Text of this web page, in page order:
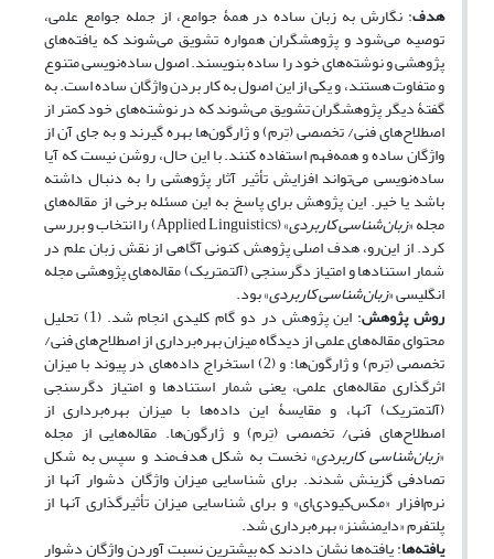
هدف: نگارش به زبان ساده در همۀ جوامع، از جمله جوامع علمی،
توصیه می‌شود و پژوهشگران همواره تشویق می‌شوند که یافته‌های
پژوهشی و نوشته‌های خود را ساده بنویسند. اصول ساده‌نویسی متنوع
و متفاوت هستند، و یکی از این اصول به کار بردن واژگان ساده است. به
گفتۀ دیگر پژوهشگران تشویق می‌شوند که در نوشته‌های خود کمتر از
اصطلاح‌های فنی/ تخصصی (تِرم) و ژارگون‌ها بهره گیرند و به جای آن از
واژگان ساده و همه‌فهم استفاده کنند. با این حال، روشن نیست که آیا
ساده‌نویسی می‌تواند افزایش تأثیر آثار پژوهشی را به دنبال داشته
باشد یا خیر. این پژوهش برای پاسخ به این مسئله برخی از مقاله‌های
مجله «زبان‌شناسی کاربردی » (Applied Linguistics) را انتخاب و بررسی
کرد. از این‌رو، هدف اصلی پژوهش کنونی آگاهی از نقش زبان علم در
شمار استنادها و امتیاز دگرسنجی (آلتمتریک) مقاله‌های پژوهشی مجله
انگلیسی «زبان‌شناسی کاربردی» بود.
روش پژوهش : این پژوهش در دو گام کلیدی انجام شد. (1) تحلیل
محتوای مقاله‌های علمی از دیدگاه میزان بهره‌برداری از اصطلاح‌های فنی/
تخصصی (تِرم) و ژارگون‌ها؛ و (2) استخراج داده‌های در پیوند با میزان
اثرگذاری مقاله‌های علمی، یعنی شمار استنادها و امتیاز دگرسنجی
(آلتمتریک) آنها، و مقایسۀ این داده‌ها با میزان بهره‌برداری از
اصطلاح‌های فنی/ تخصصی (تِرم) و ژارگون‌ها. مقاله‌هایی از مجله
«زبان‌شناسی کاربردی» نخست به شکل هدف‌مند و سپس به شکل
تصادفی گزینش شدند. برای شناسایی میزان واژگان دشوار آنها از
نرم‌افزار «مکس‌کیودی‌ای» و برای شناسایی میزان تأثیرگذاری آنها از
پلتفرم «دایمنشنز» بهره‌برداری شد.
یافته‌ها: یافته‌ها نشان دادند که بیشترین نسبت آوردن واژگان دشوار